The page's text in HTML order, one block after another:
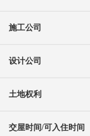
施工公司
设计公司
土地权利
交屋时间/可入住时间